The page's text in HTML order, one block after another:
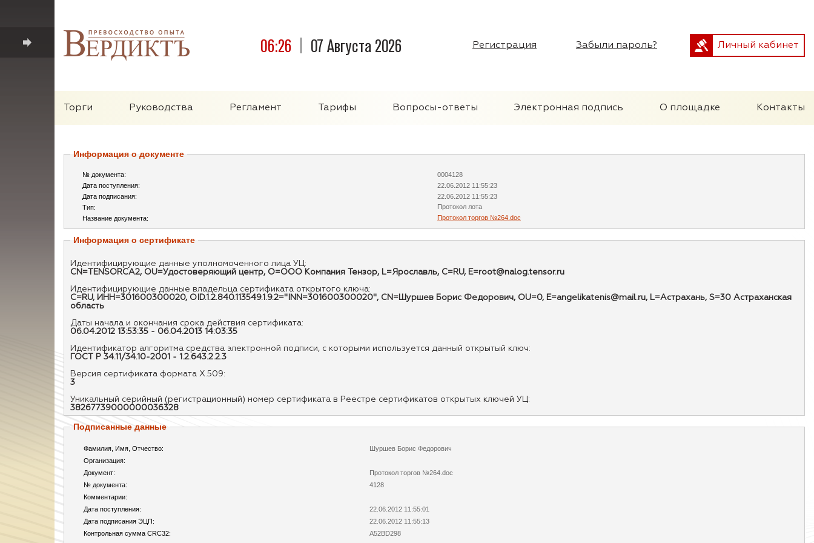
06:26 07 Августа 2026 Регистрация Забыли пароль? Личный кабинет
Торги Руководства Регламент Тарифы Вопросы-ответы Электронная подпись О площадке Контакты
Информация о документе
№ документа:
0004128
Дата поступления:
22.06.2012 11:55:23
Дата подписания:
22.06.2012 11:55:23
Тип:
Протокол лота
Название документа:
Протокол торгов №264.doc
Информация о сертификате
Идентифицирующие данные уполномоченного лица УЦ:
CN=TENSORCA2, OU=Удостоверяющий центр, O=ООО Компания Тензор, L=Ярославль, C=RU, E=root@nalog.tensor.ru
Идентифицирующие данные владельца сертификата открытого ключа:
C=RU, ИНН=301600300020, OID.1.2.840.113549.1.9.2="INN=301600300020", CN=Шуршев Борис Федорович, OU=0, E=angelikatenis@mail.ru, L=Астрахань, S=30 Астраханская
область
Даты начала и окончания срока действия сертификата:
06.04.2012 13:53:35 - 06.04.2013 14:03:35
Идентификатор алгоритма средства электронной подписи, с которыми используется данный открытый ключ:
ГОСТ Р 34.11/34.10-2001 - 1.2.643.2.2.3
Версия сертификата формата X.509:
3
Уникальный серийный (регистрационный) номер сертификата в Реестре сертификатов открытых ключей УЦ:
38267739000000036328
Подписанные данные
Фамилия, Имя, Отчество:
Шуршев Борис Федорович
Организация:
Документ:
Протокол торгов №264.doc
№ документа:
4128
Комментарии:
Дата поступления:
22.06.2012 11:55:01
Дата подписания ЭЦП:
22.06.2012 11:55:13
Контрольная сумма CRC32:
A52BD298